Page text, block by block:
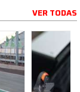
VER TODAS